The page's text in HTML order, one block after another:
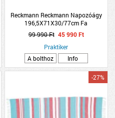
Reckmann Reckmann Napozóágy
196,5X71X30/77cm Fa
99 990 Ft 45 990 Ft
Praktiker
A bolthoz
Info
-27%